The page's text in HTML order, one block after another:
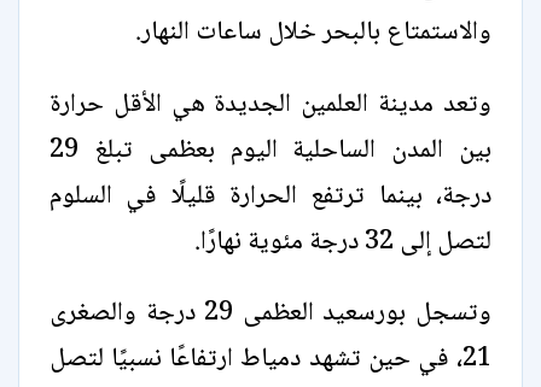
والاستمتاع بالبحر خلال ساعات النهار.
وتعد مدينة العلمين الجديدة هي الأقل حرارة
بين المدن الساحلية اليوم بعظمى تبلغ 29
درجة، بينما ترتفع الحرارة قليلًا في السلوم
لتصل إلى 32 درجة مئوية نهارًا.
وتسجل بورسعيد العظمى 29 درجة والصغرى
21، في حين تشهد دمياط ارتفاعًا نسبيًا لتصل